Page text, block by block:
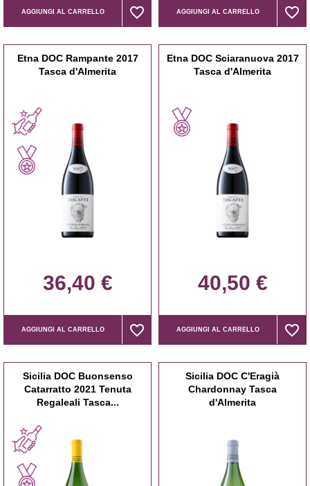
AGGIUNGI AL CARRELLO favorite_border
favorite_border AGGIUNGI AL CARRELLO favorite_border
favorite_border
Etna DOC Rampante 2017
Tasca d'Almerita
36,40 €
AGGIUNGI AL CARRELLO favorite_border
favorite_border
Etna DOC Sciaranuova 2017
Tasca d'Almerita
40,50 €
AGGIUNGI AL CARRELLO favorite_border
favorite_border
Sicilia DOC Buonsenso
Catarratto 2021 Tenuta
Regaleali Tasca...
Sicilia DOC C'Eragià
Chardonnay Tasca
d'Almerita